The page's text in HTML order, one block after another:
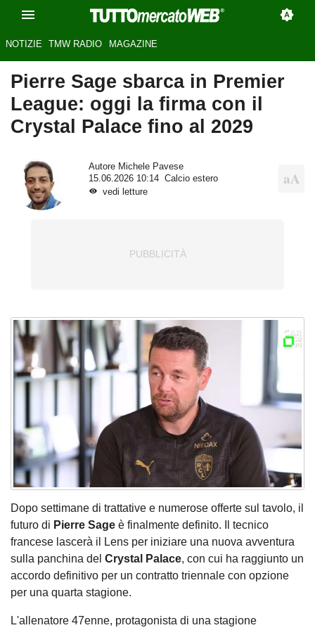
NOTIZIE TMW RADIO MAGAZINE
Pierre Sage sbarca in Premier
League: oggi la firma con il
Crystal Palace fino al 2029
Autore Michele Pavese
15.06.2026 10:14
Calcio estero
vedi letture
Dopo settimane di trattative e numerose offerte sul tavolo, il
futuro di Pierre Sage è finalmente definito. Il tecnico
francese lascerà il Lens per iniziare una nuova avventura
sulla panchina del Crystal Palace, con cui ha raggiunto un
accordo definitivo per un contratto triennale con opzione
per una quarta stagione.
L'allenatore 47enne, protagonista di una stagione